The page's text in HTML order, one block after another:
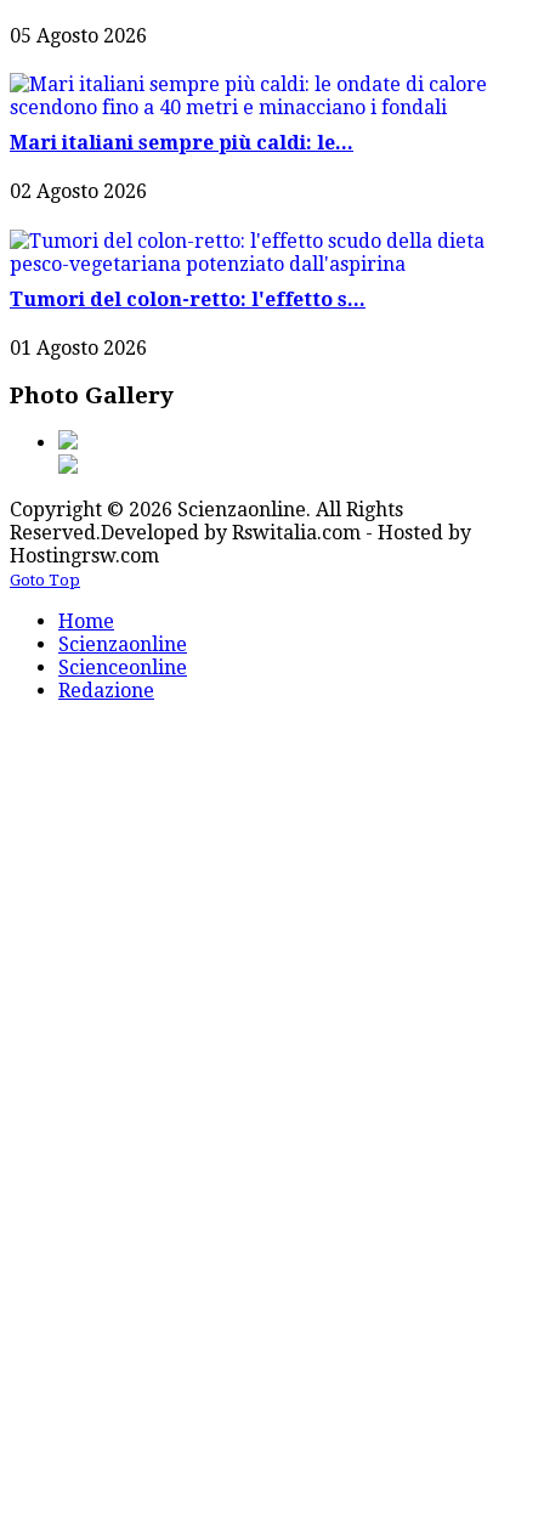
05 Agosto 2026
Mari italiani sempre più caldi: le...
02 Agosto 2026
Tumori del colon-retto: l'effetto s...
01 Agosto 2026
Photo Gallery
Copyright © 2026 Scienzaonline. All Rights
Reserved.Developed by Rswitalia.com - Hosted by
Hostingrsw.com
Goto Top
Home
Scienzaonline
Scienceonline
Redazione